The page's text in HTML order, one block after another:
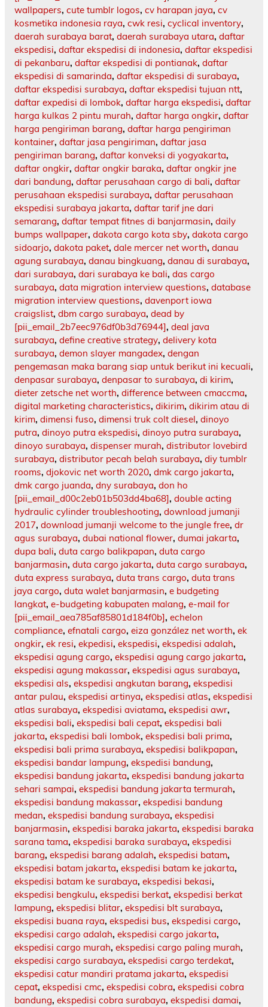
wallpapers, cute tumblr logos, cv harapan jaya, cv
kosmetika indonesia raya, cwk resi, cyclical inventory,
daerah surabaya barat, daerah surabaya utara, daftar
ekspedisi, daftar ekspedisi di indonesia, daftar ekspedisi
di pekanbaru, daftar ekspedisi di pontianak, daftar
ekspedisi di samarinda, daftar ekspedisi di surabaya,
daftar ekspedisi surabaya, daftar ekspedisi tujuan ntt,
daftar expedisi di lombok, daftar harga ekspedisi, daftar
harga kulkas 2 pintu murah, daftar harga ongkir, daftar
harga pengiriman barang, daftar harga pengiriman
kontainer, daftar jasa pengiriman, daftar jasa
pengiriman barang, daftar konveksi di yogyakarta,
daftar ongkir, daftar ongkir baraka, daftar ongkir jne
dari bandung, daftar perusahaan cargo di bali, daftar
perusahaan ekspedisi surabaya, daftar perusahaan
ekspedisi surabaya jakarta, daftar tarif jne dari
semarang, daftar tempat fitnes di banjarmasin, daily
bumps wallpaper, dakota cargo kota sby, dakota cargo
sidoarjo, dakota paket, dale mercer net worth, danau
agung surabaya, danau bingkuang, danau di surabaya,
dari surabaya, dari surabaya ke bali, das cargo
surabaya, data migration interview questions, database
migration interview questions, davenport iowa
craigslist, dbm cargo surabaya, dead by
[pii_email_2b7eec976df0b3d76944], deal java
surabaya, define creative strategy, delivery kota
surabaya, demon slayer mangadex, dengan
pengemasan maka barang siap untuk berikut ini kecuali,
denpasar surabaya, denpasar to surabaya, di kirim,
dieter zetsche net worth, difference between cmaccma,
digital marketing characteristics, dikirim, dikirim atau di
kirim, dimensi fuso, dimensi truk colt diesel, dinoyo
putra, dinoyo putra ekspedisi, dinoyo putra surabaya,
dinoyo surabaya, dispenser murah, distributor lovebird
surabaya, distributor pecah belah surabaya, diy tumblr
rooms, djokovic net worth 2020, dmk cargo jakarta,
dmk cargo juanda, dny surabaya, don ho
[pii_email_d00c2eb01b503dd4ba68], double acting
hydraulic cylinder troubleshooting, download jumanji
2017, download jumanji welcome to the jungle free, dr
agus surabaya, dubai national flower, dumai jakarta,
dupa bali, duta cargo balikpapan, duta cargo
banjarmasin, duta cargo jakarta, duta cargo surabaya,
duta express surabaya, duta trans cargo, duta trans
jaya cargo, duta walet banjarmasin, e budgeting
langkat, e-budgeting kabupaten malang, e-mail for
[pii_email_aea785af85801d184f0b], echelon
compliance, efnatali cargo, eiza gonzález net worth, ek
ongkir, ek resi, ekpedisi, ekspedisi, ekspedisi adalah,
ekspedisi agung cargo, ekspedisi agung cargo jakarta,
ekspedisi agung makassar, ekspedisi agus surabaya,
ekspedisi als, ekspedisi angkutan barang, ekspedisi
antar pulau, ekspedisi artinya, ekspedisi atlas, ekspedisi
atlas surabaya, ekspedisi aviatama, ekspedisi awr,
ekspedisi bali, ekspedisi bali cepat, ekspedisi bali
jakarta, ekspedisi bali lombok, ekspedisi bali prima,
ekspedisi bali prima surabaya, ekspedisi balikpapan,
ekspedisi bandar lampung, ekspedisi bandung,
ekspedisi bandung jakarta, ekspedisi bandung jakarta
sehari sampai, ekspedisi bandung jakarta termurah,
ekspedisi bandung makassar, ekspedisi bandung
medan, ekspedisi bandung surabaya, ekspedisi
banjarmasin, ekspedisi baraka jakarta, ekspedisi baraka
sarana tama, ekspedisi baraka surabaya, ekspedisi
barang, ekspedisi barang adalah, ekspedisi batam,
ekspedisi batam jakarta, ekspedisi batam ke jakarta,
ekspedisi batam ke surabaya, ekspedisi bekasi,
ekspedisi bengkulu, ekspedisi berkat, ekspedisi berkat
lampung, ekspedisi blitar, ekspedisi blt surabaya,
ekspedisi buana raya, ekspedisi bus, ekspedisi cargo,
ekspedisi cargo adalah, ekspedisi cargo jakarta,
ekspedisi cargo murah, ekspedisi cargo paling murah,
ekspedisi cargo surabaya, ekspedisi cargo terdekat,
ekspedisi catur mandiri pratama jakarta, ekspedisi
cepat, ekspedisi cmc, ekspedisi cobra, ekspedisi cobra
bandung, ekspedisi cobra surabaya, ekspedisi damai,